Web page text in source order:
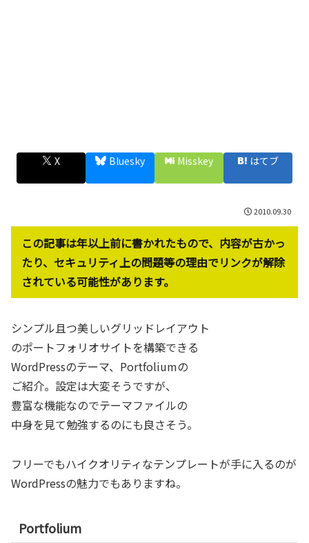
X Bluesky Misskey はてブ
2010.09.30
この記事は年以上前に書かれたもので、内容が古かっ
たり、セキュリティ上の問題等の理由でリンクが解除
されている可能性があります。
シンプル且つ美しいグリッドレイアウト
のポートフォリオサイトを構築できる
WordPressのテーマ、Portfoliumの
ご紹介。設定は大変そうですが、
豊富な機能なのでテーマファイルの
中身を見て勉強するのにも良さそう。
フリーでもハイクオリティなテンプレートが手に入るのが
WordPressの魅力でもありますね。
Portfolium